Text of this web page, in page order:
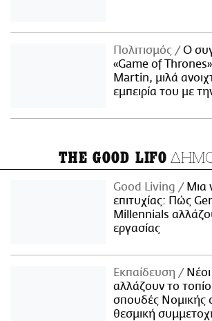
Πολιτισμός
Ο
«Game of
Martin, μιλά
εμπειρία του με
THE GOOD LIFO
Good Living
Μια
επιτυχίας: Πώς
Millennials
εργασίας
Εκπαίδευση
Νέοι
αλλάζουν το
σπουδές Νομικής
θεσμική